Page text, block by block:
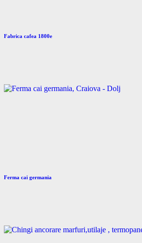
Fabrica cafea 1800e
Ferma cai germania